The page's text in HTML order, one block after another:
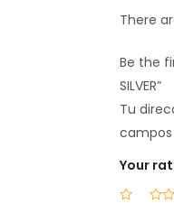
There
Be the
SILVER”
Tu
Your